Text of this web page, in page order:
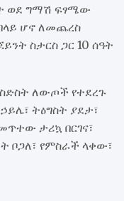
ወደ ግማሽ ፍፃሜው
ሆኖ ለመጨረስ
ስታርስ ጋር 10 ሰዓት
ለውጦች የተደረጉ
ትዕግስት ያደታ፣
ታሪኳ በርገና፣
ቦጋለ፣ የምስራች ላቀው፣